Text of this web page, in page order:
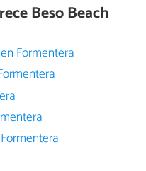
Beso Beach
Formentera